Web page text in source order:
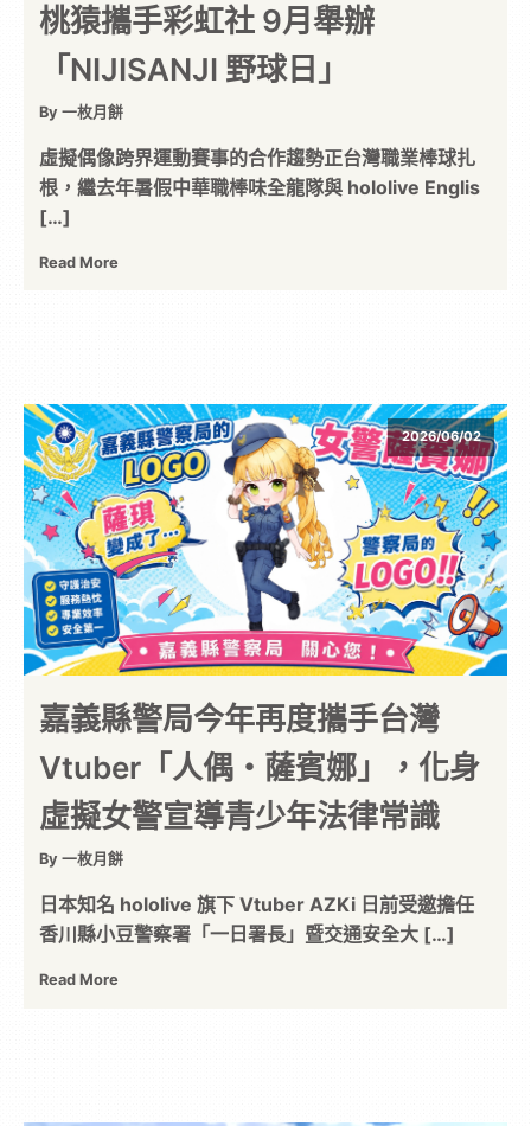
桃猿攜手彩虹社 9月舉辦
「NIJISANJI 野球日」
By 一枚月餅
虛擬偶像跨界運動賽事的合作趨勢正台灣職業棒球扎
根，繼去年暑假中華職棒味全龍隊與 hololive Englis
[…]
Read More
2026/06/02
嘉義縣警局今年再度攜手台灣
Vtuber「人偶・薩賓娜」，化身
虛擬女警宣導青少年法律常識
By 一枚月餅
日本知名 hololive 旗下 Vtuber AZKi 日前受邀擔任
香川縣小豆警察署「一日署長」暨交通安全大 […]
Read More